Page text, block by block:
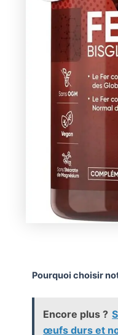
Pourquoi choisir
Encore plus ?
œufs durs et